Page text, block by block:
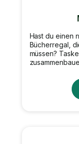
Hast du einen
Bücherregal,
müssen?